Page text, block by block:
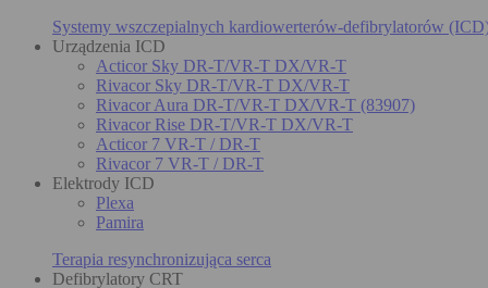
Systemy wszczepialnych kardiowerterów-defibrylatorów
Urządzenia ICD
Acticor Sky DR-T/VR-T DX/VR-T
Rivacor Sky DR-T/VR-T DX/VR-T
Rivacor Aura DR-T/VR-T DX/VR-T (83907)
Rivacor Rise DR-T/VR-T DX/VR-T
Acticor 7 VR-T / DR-T
Rivacor 7 VR-T / DR-T
Elektrody ICD
Plexa
Pamira
Terapia resynchronizująca serca
Defibrylatory CRT